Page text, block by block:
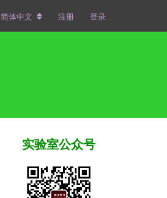
简体中文 注册 登录
实验室公众号